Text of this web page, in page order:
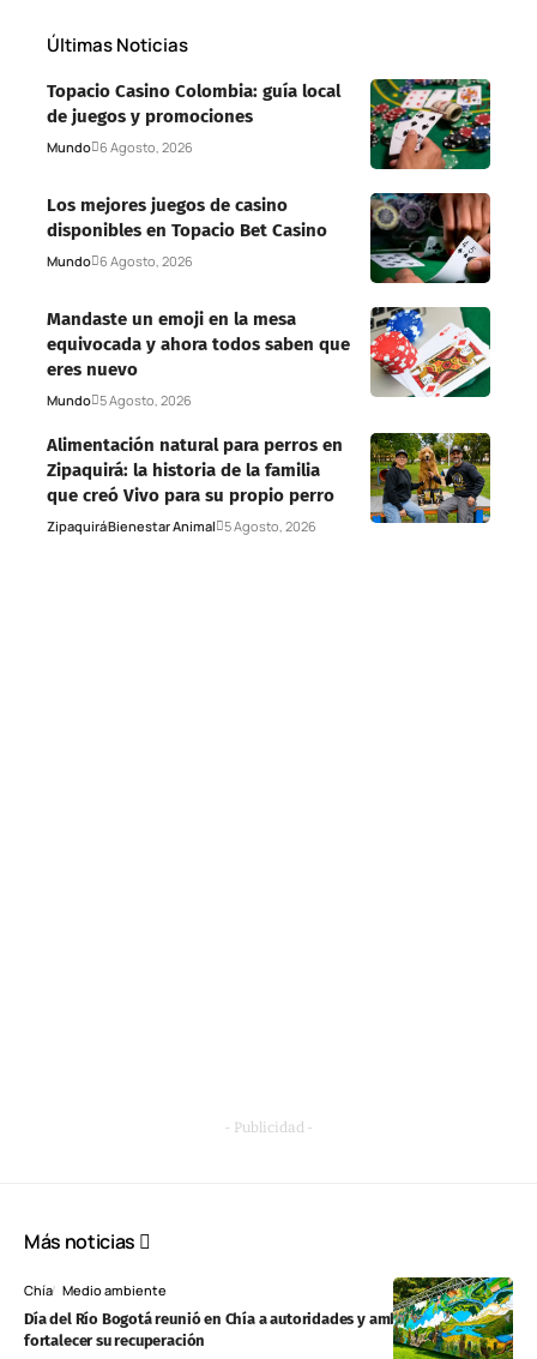
Últimas Noticias
Topacio Casino Colombia: guía local
de juegos y promociones
Mundo 6 Agosto, 2026
Los mejores juegos de casino
disponibles en Topacio Bet Casino
Mundo 6 Agosto, 2026
Mandaste un emoji en la mesa
equivocada y ahora todos saben que
eres nuevo
Mundo 5 Agosto, 2026
Alimentación natural para perros en
Zipaquirá: la historia de la familia
que creó Vivo para su propio perro
ZipaquiráBienestar Animal 5 Agosto, 2026
- Publicidad -
Más noticias
Chía Medio ambiente
Día del Río Bogotá reunió en Chía a autoridades y ambientalistas para
fortalecer su recuperación